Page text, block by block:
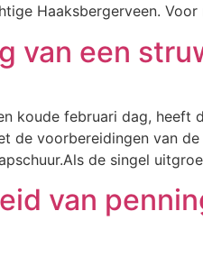
Haaksbergerveen.
van een
koude februari dag, heeft
de voorbereidingen van
de singel
van